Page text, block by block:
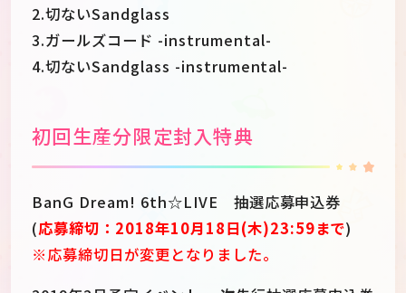
2.切ないSandglass
3.ガールズコード -instrumental-
4.切ないSandglass -instrumental-
初回生産分限定封入特典
BanG Dream! 6th☆LIVE 抽選応募申込券
(応募締切：2018年10月18日(木)23:59まで)
※応募締切日が変更となりました。